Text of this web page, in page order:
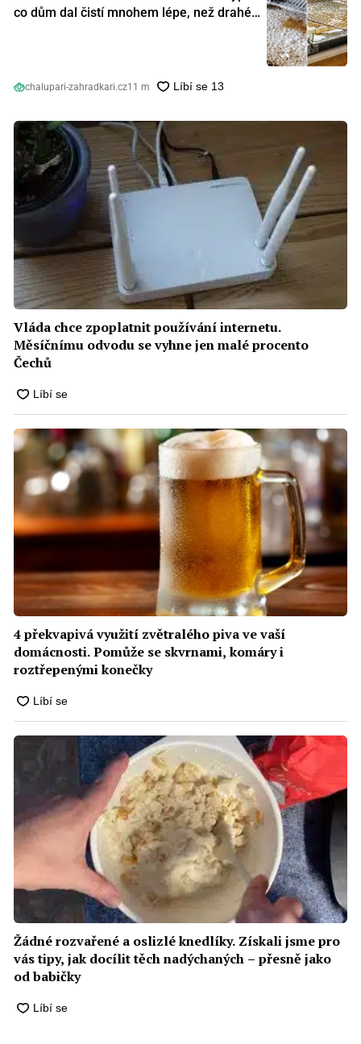
co dům dal čistí mnohem lépe, než drahé
chalupari-zahradkari.cz11 m
Vláda chce zpoplatnit používání internetu.
Měsíčnímu odvodu se vyhne jen malé procento
Čechů
4 překvapivá využití zvětralého piva ve vaší
domácnosti. Pomůže se skvrnami, komáry i
roztřepenými konečky
Žádné rozvařené a oslizlé knedlíky. Získali jsme pro
vás tipy, jak docílit těch nadýchaných – přesně jako
od babičky